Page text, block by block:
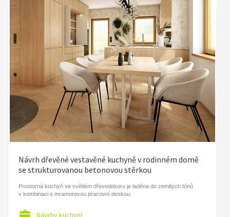
Návrh dřevěné vestavěné kuchyně v rodinném domě
se strukturovanou betonovou stěrkou
Prostorná kuchyň ve světlém dřevodekoru je laděna do zemitých tónů
v kombinaci s mramorovou pracovní deskou.
Návrhy kuchyní